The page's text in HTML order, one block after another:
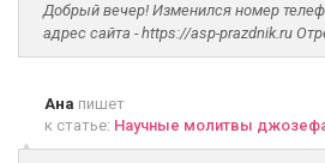
Добрый вечер! Изменился номер
адрес сайта - https://asp-prazdnik.ru
Ана пишет
к статье: Научные молитвы